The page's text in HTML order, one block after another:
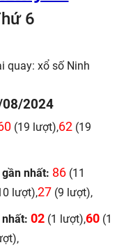
6
quay: xổ số Ninh
08/2024
(19 lượt),62 (19
nhất: 86 (11
lượt),27 (9 lượt),
02 (1 lượt),60 (1